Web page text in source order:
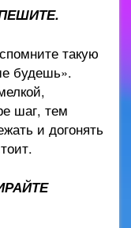
такую
будешь».
шаг, тем
и догонять